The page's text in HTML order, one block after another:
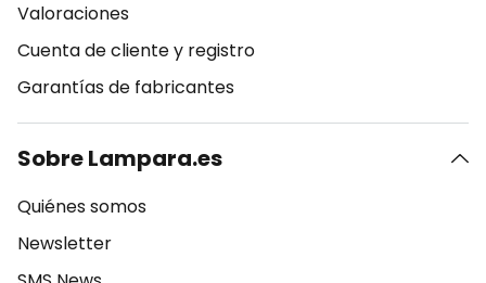
Valoraciones
Cuenta de cliente y registro
Garantías de fabricantes
Sobre Lampara.es
Quiénes somos
Newsletter